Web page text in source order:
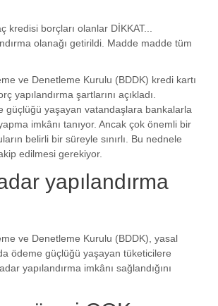
kredisi borçları olanlar DİKKAT...
olanağı getirildi. Madde madde tüm
ve Denetleme Kurulu (BDDK) kredi kartı
yapılandırma şartlarını açıkladı.
güçlüğü yaşayan vatandaşlara bankalarla
imkânı tanıyor. Ancak çok önemli bir
belirli bir süreyle sınırlı. Bu nednele
edilmesi gerekiyor.
yapılandırma
ve Denetleme Kurulu (BDDK), yasal
ödeme güçlüğü yaşayan tüketicilere
yapılandırma imkânı sağlandığını